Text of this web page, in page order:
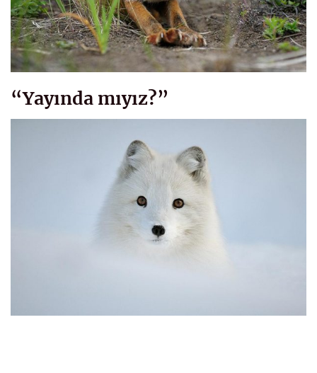
“Yayında mıyız?”